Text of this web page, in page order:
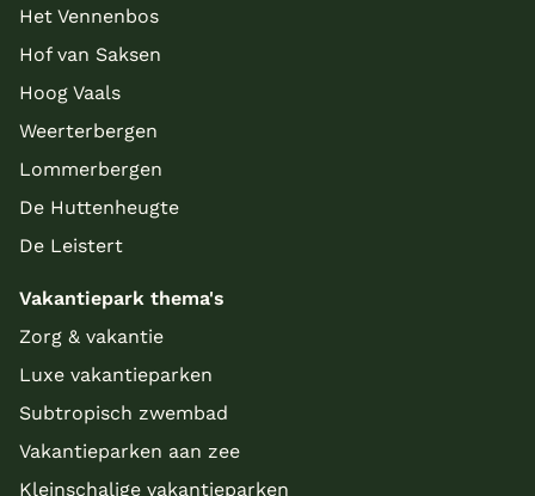
Het Vennenbos
Hof van Saksen
Hoog Vaals
Weerterbergen
Lommerbergen
De Huttenheugte
De Leistert
Vakantiepark thema's
Zorg & vakantie
Luxe vakantieparken
Subtropisch zwembad
Vakantieparken aan zee
Kleinschalige vakantieparken